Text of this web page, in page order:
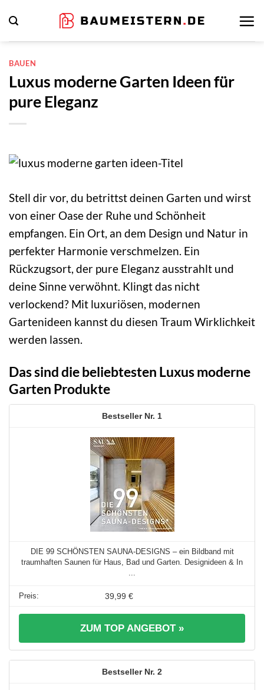
Inhalt
springen
BAUEN
Luxus moderne Garten Ideen für
pure Eleganz
Stell dir vor, du betrittst deinen Garten und wirst
von einer Oase der Ruhe und Schönheit
empfangen. Ein Ort, an dem Design und Natur in
perfekter Harmonie verschmelzen. Ein
Rückzugsort, der pure Eleganz ausstrahlt und
deine Sinne verwöhnt. Klingt das nicht
verlockend? Mit luxuriösen, modernen
Gartenideen kannst du diesen Traum Wirklichkeit
werden lassen.
Das sind die beliebtesten Luxus moderne
Garten Produkte
1
DIE 99 SCHÖNSTEN SAUNA-DESIGNS – ein Bildband mit
traumhaften Saunen für Haus, Bad und Garten. Designideen & In
...
39,99 €
ZUM TOP ANGEBOT »
2